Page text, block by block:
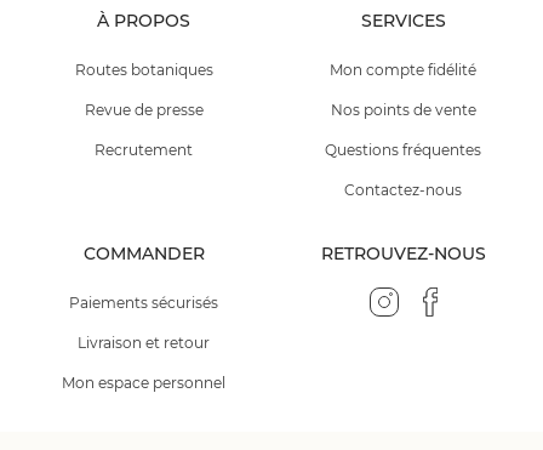
À PROPOS
Routes botaniques
Revue de presse
Recrutement
SERVICES
Mon compte fidélité
Nos points de vente
Questions fréquentes
Contactez-nous
COMMANDER
Paiements sécurisés
Livraison et retour
Mon espace personnel
RETROUVEZ-NOUS